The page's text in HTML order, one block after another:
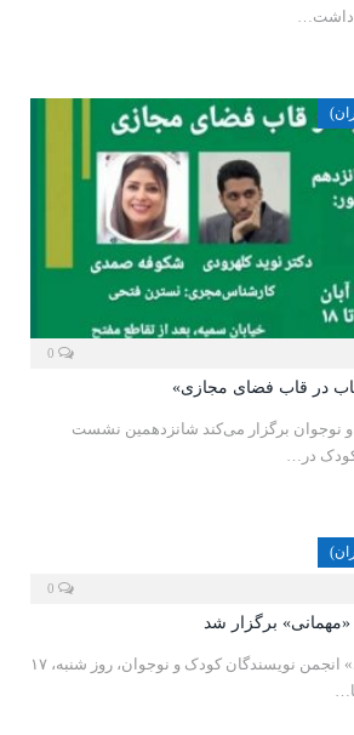
در قاب فضای مجازی»
نوجوان برگزار می‌کند شانزدهمین نشست
در…
برگزار شد
پنجمین نشست «مهمانی» انجمن نویسندگان کودک و نوجوان، روز شنبه، ۱۷